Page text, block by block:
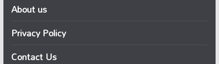
About us
Privacy Policy
Contact Us